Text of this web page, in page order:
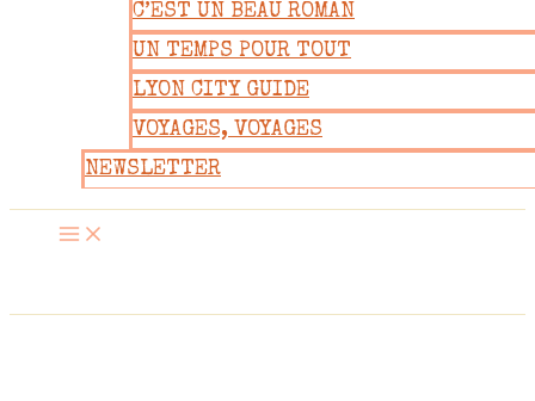
C’EST UN BEAU ROMAN
UN TEMPS POUR TOUT
LYON CITY GUIDE
VOYAGES, VOYAGES
NEWSLETTER